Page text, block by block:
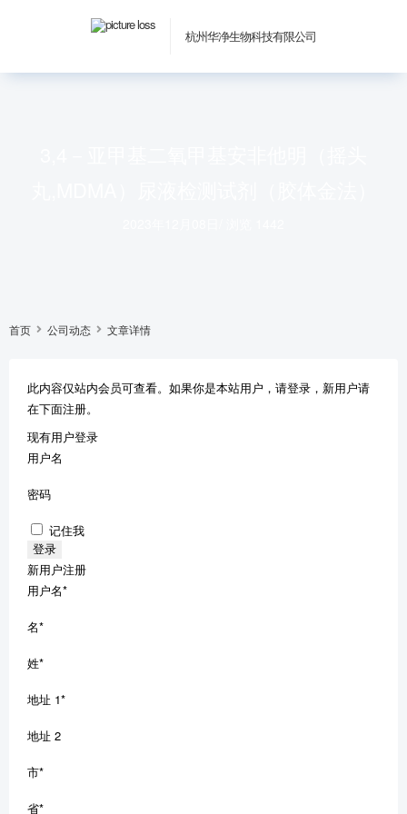
杭州华净生物科技有限公司
首页 公司动态 文章详情
此内容仅站内会员可查看。如果你是本站用户，请登录，新用户请
在下面注册。
现有用户登录
用户名
密码
记住我
新用户注册
用户名*
名*
姓*
地址 1*
地址 2
市*
省*